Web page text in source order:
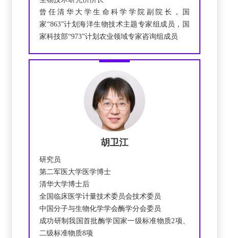
曾任清华大学生命科学学院副院长，国
家“863”计划海洋生物技术主题专家组成员，国
家科技部“973”计划农业领域专家咨询组成员
胡卫江
研究员
第二军医大学医学博士
清华大学博士后
全国临床医学计量技术委员会技术委员
中国分子与生物化学学会酶学分会委员
成功研制我国首批酶学国家一级标准物质2项、
二级标准物质8项